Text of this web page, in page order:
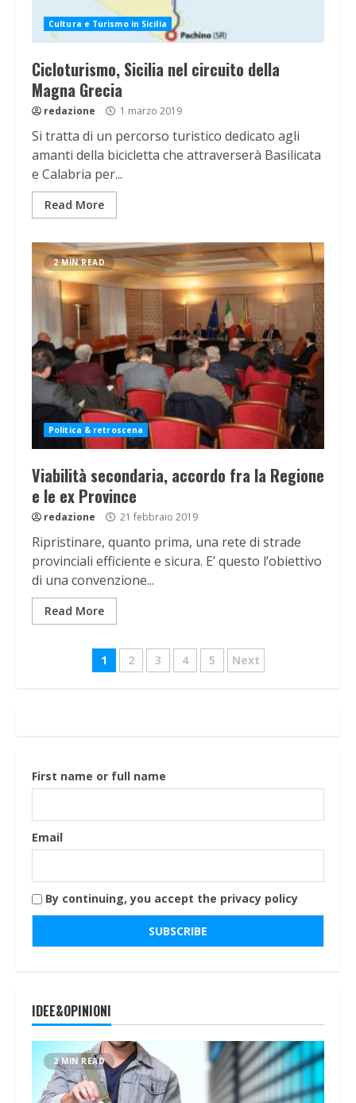
Cultura e Turismo in Sicilia
Cicloturismo, Sicilia nel circuito della
Magna Grecia
redazione 1 marzo 2019
Si tratta di un percorso turistico dedicato agli
amanti della bicicletta che attraverserà Basilicata
e Calabria per...
Read More
2 MIN READ
Politica & retroscena
Viabilità secondaria, accordo fra la Regione
e le ex Province
redazione 21 febbraio 2019
Ripristinare, quanto prima, una rete di strade
provinciali efficiente e sicura. E’ questo l’obiettivo
di una convenzione...
Read More
Navigazione
1 2 3 4 5 Next
First name or full name
Email
By continuing, you accept the privacy policy
IDEE&OPINIONI
2 MIN READ